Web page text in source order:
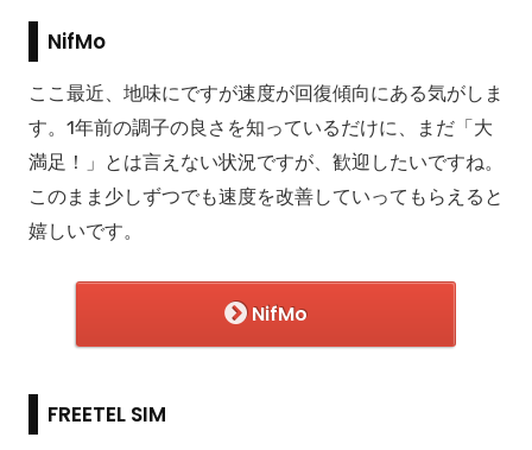
NifMo
ここ最近、地味にですが速度が回復傾向にある気がしま
す。1年前の調子の良さを知っているだけに、まだ「大
満足！」とは言えない状況ですが、歓迎したいですね。
このまま少しずつでも速度を改善していってもらえると
嬉しいです。
NifMo
FREETEL SIM